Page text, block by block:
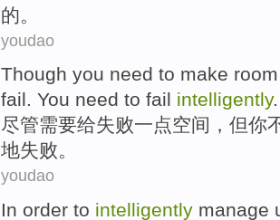
的。
youdao
Though you need to make room
fail. You need to fail intelligently.
尽管需要给失败一点空间，但你
地失败。
youdao
In order to intelligently manage